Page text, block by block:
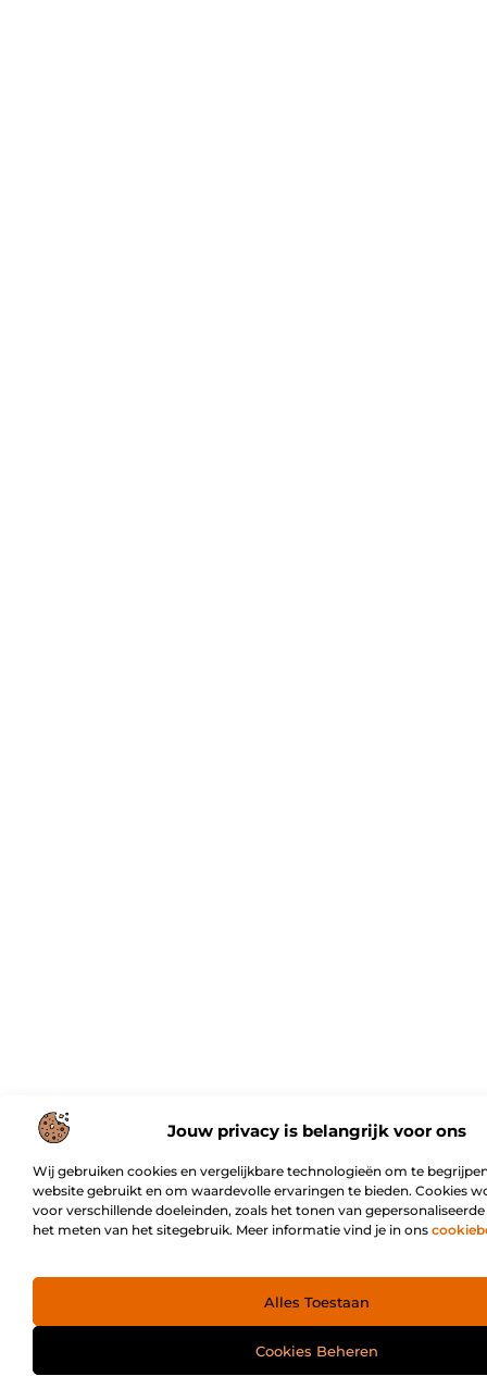
Jouw privacy is belangrijk voor ons
Wij gebruiken cookies en vergelijkbare technologieën om te
website gebruikt en om waardevolle ervaringen te bieden. Cookies
voor verschillende doeleinden, zoals het tonen van
het meten van het sitegebruik. Meer informatie vind je in ons
Alles Toestaan
Cookies Beheren